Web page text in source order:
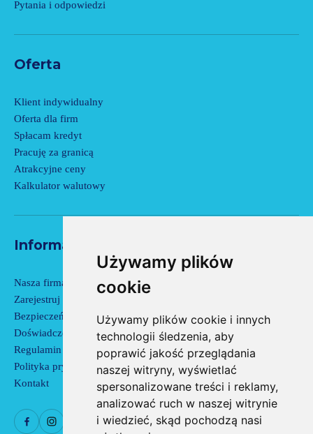
Używamy plików
cookie
Używamy plików cookie i innych
technologii śledzenia, aby
poprawić jakość przeglądania
naszej witryny, wyświetlać
spersonalizowane treści i reklamy,
analizować ruch w naszej witrynie
i wiedzieć, skąd pochodzą nasi
Pytania i odpowiedzi
Oferta
Klient indywidualny
Oferta dla firm
Spłacam kredyt
Pracuję za granicą
Atrakcyjne ceny
Kalkulator walutowy
Informacje
Nasza firma
Zarejestruj się
Bezpieczeństwo
Doświadczenie
Regulamin kantoru
Polityka prywatności
Kontakt